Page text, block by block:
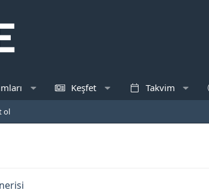
Keşfet Takvim
ol